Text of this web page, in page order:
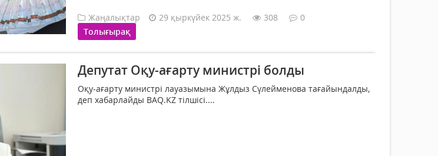
Жаңалықтар 29 қыркүйек 2025 ж. 308
0
Толығырақ
Депутат Оқу-ағарту министрі болды
Оқу-ағарту министрі лауазымына Жұлдыз Сүлейменова тағайындалды,
деп хабарлайды BAQ.KZ тілшісі....